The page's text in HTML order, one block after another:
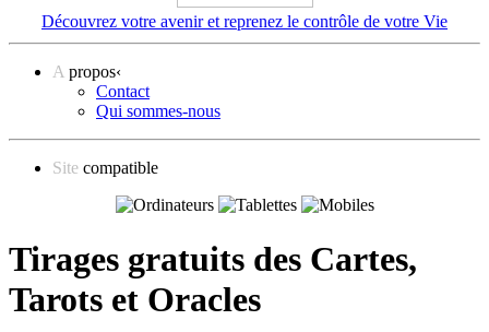
Découvrez votre avenir et reprenez le contrôle de votre Vie
A propos‹
Contact
Qui sommes-nous
Site compatible
Tirages gratuits des Cartes,
Tarots et Oracles